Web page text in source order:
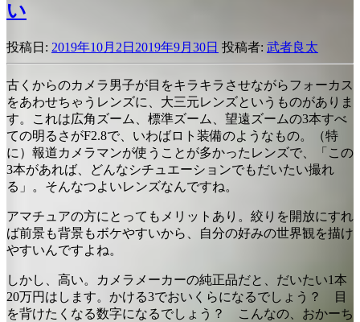
い
投稿日: 2019年10月2日 2019年9月30日 投稿者: 武者良太
古くからのカメラ男子が目をキラキラさせながらフォーカス
をあわせちゃうレンズに、大三元レンズというものがありま
す。これは広角ズーム、標準ズーム、望遠ズームの3本すべ
ての明るさがF2.8で、いわばロト装備のようなもの。（特
に）報道カメラマンが使うことが多かったレンズで、「この
3本があれば、どんなシチュエーションでもだいたい撮れ
る」。そんなつよいレンズなんですね。
アマチュアの方にとってもメリットあり。絞りを開放にすれ
ば前景も背景もボケやすいから、自分の好みの世界観を描け
やすいんですよね。
しかし、高い。カメラメーカーの純正品だと、だいたい1本
20万円はします。かける3でおいくらになるでしょう？ 目
を背けたくなる数字になるでしょう？ こんなの、おかーち